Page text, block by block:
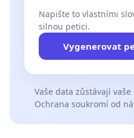
Napište to vlastními
silnou petici.
Vygenerovat
Vaše data zůstávají vaše
Ochrana soukromí od